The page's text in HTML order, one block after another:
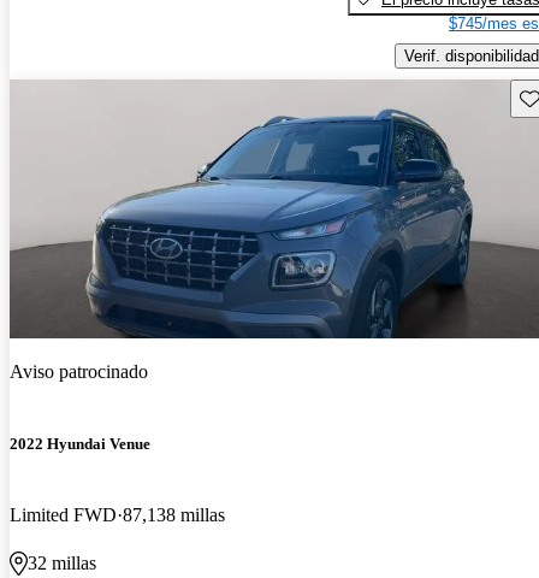
$745/mes
Verif. disponibilidad
Aviso patrocinado
2022 Hyundai Venue
Limited FWD 87,138 millas
32 millas